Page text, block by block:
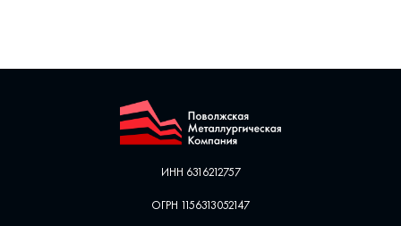
ИНН 6316212757
ОГРН 1156313052147